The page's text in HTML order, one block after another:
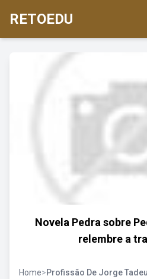
RETOEDU
Novela Pedra sobre
relembre a
Home>Profissão De Jorge